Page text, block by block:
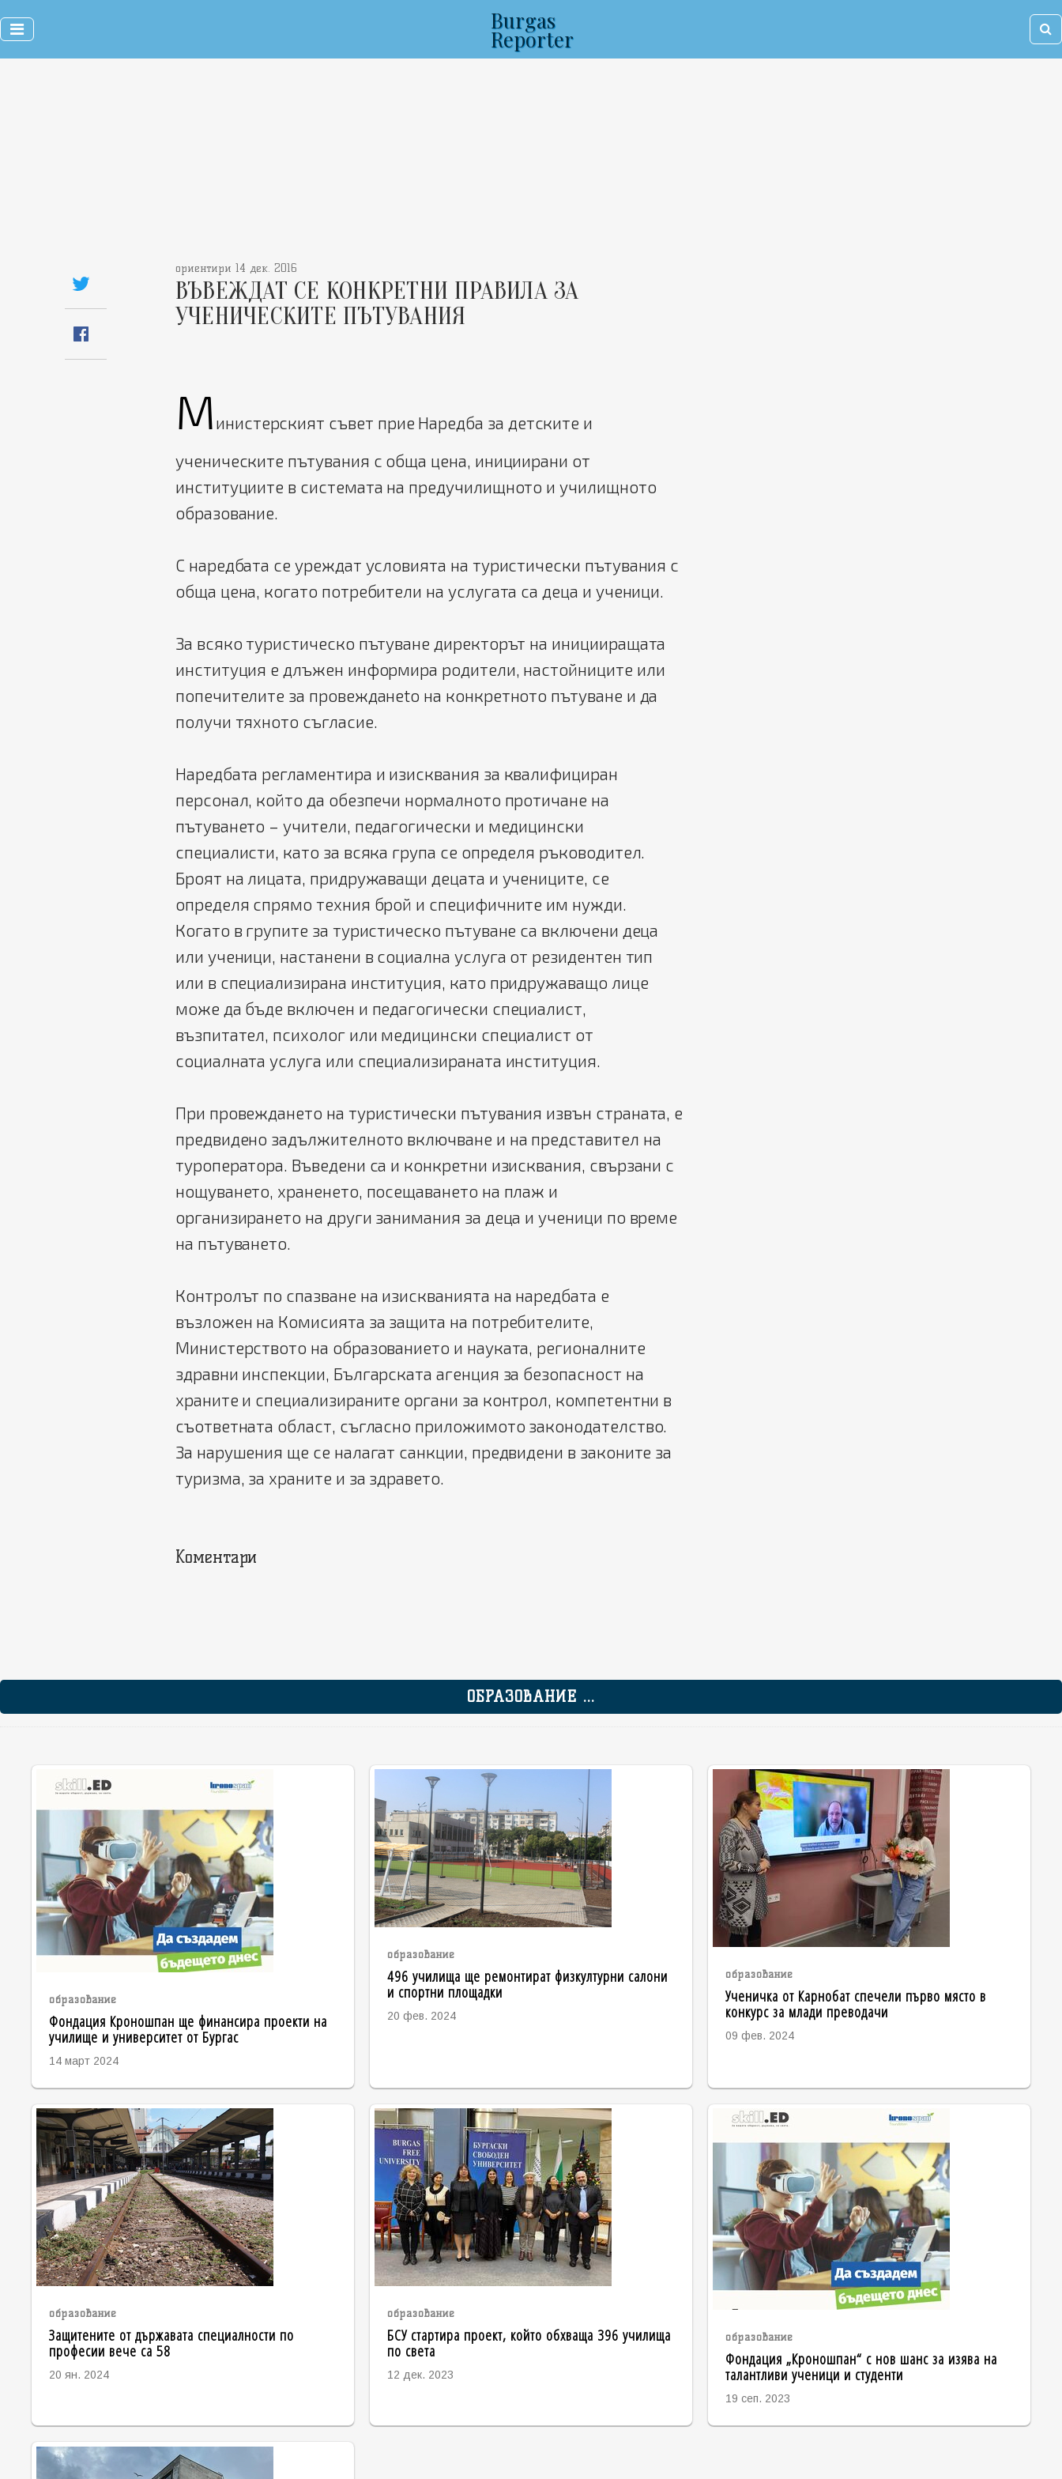
Burgas
Reporter
ориентири 14 дек. 2016
ВЪВЕЖДАТ СЕ КОНКРЕТНИ ПРАВИЛА ЗА
УЧЕНИЧЕСКИТЕ ПЪТУВАНИЯ
М инистерският съвет прие Наредба за детските и
ученическите пътувания с обща цена, инициирани от
институциите в системата на предучилищното и училищното
образование.
С наредбата се уреждат условията на туристически пътувания с
обща цена, когато потребители на услугата са деца и ученици.
За всяко туристическо пътуване директорът на иницииращата
институция е длъжен информира родители, настойниците или
попечителите за провежданеto на конкретното пътуване и да
получи тяхното съгласие.
Наредбата регламентира и изисквания за квалифициран
персонал, който да обезпечи нормалното протичане на
пътуването – учители, педагогически и медицински
специалисти, като за всяка група се определя ръководител.
Броят на лицата, придружаващи децата и учениците, се
определя спрямо техния брой и специфичните им нужди.
Когато в групите за туристическо пътуване са включени деца
или ученици, настанени в социална услуга от резидентен тип
или в специализирана институция, като придружаващо лице
може да бъде включен и педагогически специалист,
възпитател, психолог или медицински специалист от
социалната услуга или специализираната институция.
При провеждането на туристически пътувания извън страната, е
предвидено задължителното включване и на представител на
туроператора. Въведени са и конкретни изисквания, свързани с
нощуването, храненето, посещаването на плаж и
организирането на други занимания за деца и ученици по време
на пътуването.
Контролът по спазване на изискванията на наредбата е
възложен на Комисията за защита на потребителите,
Министерството на образованието и науката, регионалните
здравни инспекции, Българската агенция за безопасност на
храните и специализираните органи за контрол, компетентни в
съответната област, съгласно приложимото законодателство.
За нарушения ще се налагат санкции, предвидени в законите за
туризма, за храните и за здравето.
Коментари
ОБРАЗОВАНИЕ ...
образование
Фондация Кроношпан ще финансира проекти на
училище и университет от Бургас
14 март 2024
образование
496 училища ще ремонтират физкултурни салони
и спортни площадки
20 фев. 2024
образование
Ученичка от Карнобат спечели първо място в
конкурс за млади преводачи
09 фев. 2024
образование
Защитените от държавата специалности по
професии вече са 58
20 ян. 2024
образование
БСУ стартира проект, който обхваща 396 училища
по света
12 дек. 2023
образование
Фондация „Кроношпан“ с нов шанс за изява на
талантливи ученици и студенти
19 сеп. 2023